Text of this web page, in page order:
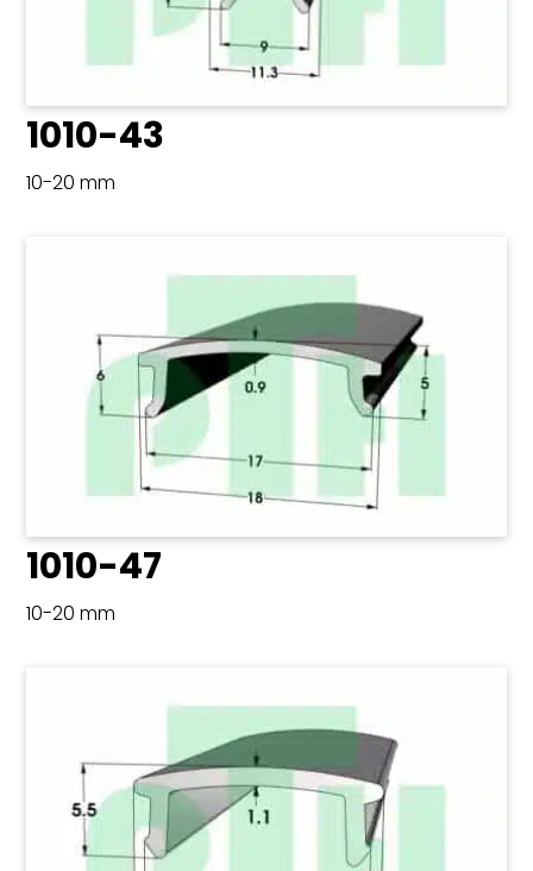
1010-43
10-20 mm
1010-47
10-20 mm